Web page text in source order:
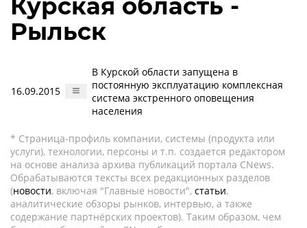
Курская область -
Рыльск
16.09.2015
В Курской области запущена в
постоянную эксплуатацию комплексная
система экстренного оповещения
населения
* Страница-профиль компании, системы (продукта или
услуги), технологии, персоны и т.п. создается редактором
на основе анализа архива публикаций портала CNews.
Обрабатываются тексты всех редакционных разделов
(новости, включая "Главные новости", статьи,
аналитические обзоры рынков, интервью, а также
содержание партнёрских проектов). Таким образом, чем